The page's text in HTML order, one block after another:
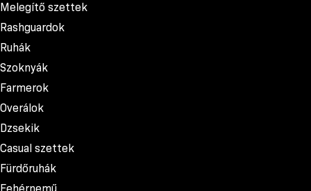
Melegítő szettek
Rashguardok
Ruhák
Szoknyák
Farmerok
Overálok
Dzsekik
Casual szettek
Fürdőruhák